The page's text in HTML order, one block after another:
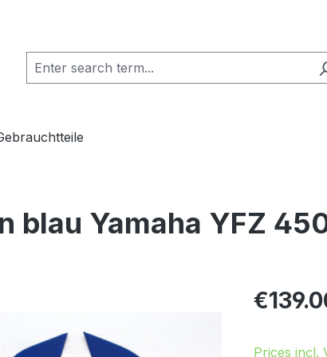
blau Yamaha YFZ
Regular
Prices incl.